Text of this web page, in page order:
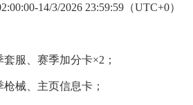
14/3/2026 23:59:59（UTC+0）
服、赛季加分卡×2；
械、主页信息卡；